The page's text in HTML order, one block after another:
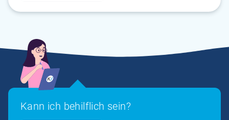
Kann ich behilflich sein?